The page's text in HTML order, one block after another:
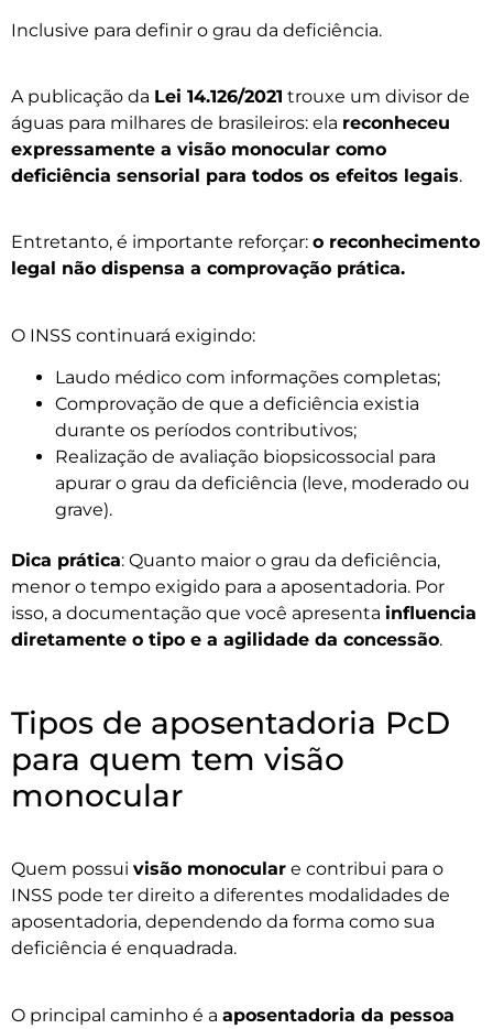
Inclusive para definir o grau da deficiência.
A publicação da Lei 14.126/2021 trouxe um divisor de
águas para milhares de brasileiros: ela reconheceu
expressamente a visão monocular como
deficiência sensorial para todos os efeitos legais.
Entretanto, é importante reforçar: o reconhecimento
legal não dispensa a comprovação prática.
O INSS continuará exigindo:
Laudo médico com informações completas;
Comprovação de que a deficiência existia
durante os períodos contributivos;
Realização de avaliação biopsicossocial para
apurar o grau da deficiência (leve, moderado ou
grave).
Dica prática: Quanto maior o grau da deficiência,
menor o tempo exigido para a aposentadoria. Por
isso, a documentação que você apresenta influencia
diretamente o tipo e a agilidade da concessão.
Tipos de aposentadoria PcD
para quem tem visão
monocular
Quem possui visão monocular e contribui para o
INSS pode ter direito a diferentes modalidades de
aposentadoria, dependendo da forma como sua
deficiência é enquadrada.
O principal caminho é a aposentadoria da pessoa